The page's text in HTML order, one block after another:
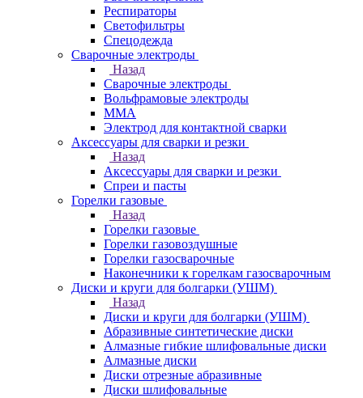
Респираторы
Светофильтры
Спецодежда
Сварочные электроды
Назад
Сварочные электроды
Вольфрамовые электроды
ММА
Электрод для контактной сварки
Аксессуары для сварки и резки
Назад
Аксессуары для сварки и резки
Спреи и пасты
Горелки газовые
Назад
Горелки газовые
Горелки газовоздушные
Горелки газосварочные
Наконечники к горелкам газосварочным
Диски и круги для болгарки (УШМ)
Назад
Диски и круги для болгарки (УШМ)
Абразивные синтетические диски
Алмазные гибкие шлифовальные диски
Алмазные диски
Диски отрезные абразивные
Диски шлифовальные